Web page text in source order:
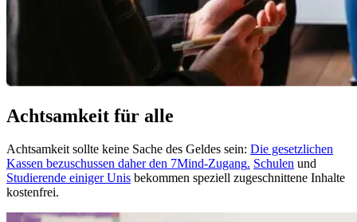
Achtsamkeit für alle
Achtsamkeit sollte keine Sache des Geldes sein: Die gesetzlichen
Kassen bezuschussen daher den 7Mind-Zugang. Schulen und
Studierende einiger Unis bekommen speziell zugeschnittene Inhalte
kostenfrei.